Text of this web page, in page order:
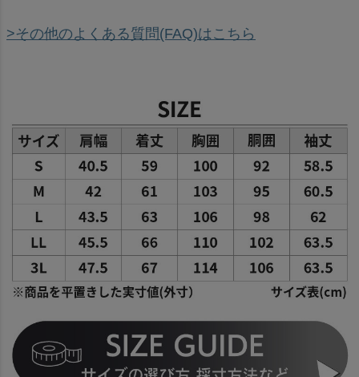
>その他のよくある質問(FAQ)はこちら